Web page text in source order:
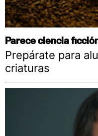
Parece ciencia
Prepárate para
criaturas